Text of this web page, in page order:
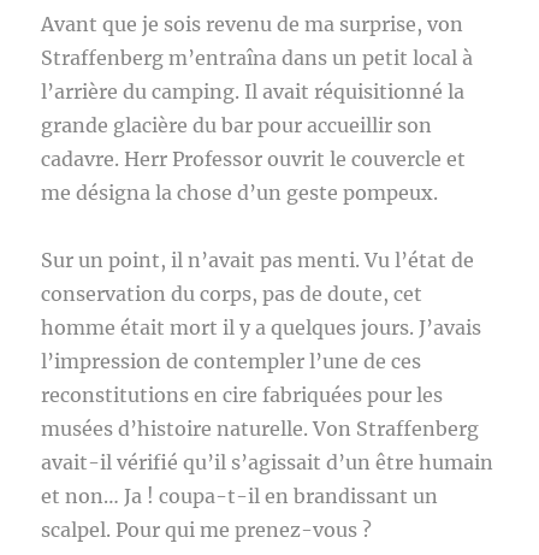
Avant que je sois revenu de ma surprise, von
Straffenberg m’entraîna dans un petit local à
l’arrière du camping. Il avait réquisitionné la
grande glacière du bar pour accueillir son
cadavre. Herr Professor ouvrit le couvercle et
me désigna la chose d’un geste pompeux.
Sur un point, il n’avait pas menti. Vu l’état de
conservation du corps, pas de doute, cet
homme était mort il y a quelques jours. J’avais
l’impression de contempler l’une de ces
reconstitutions en cire fabriquées pour les
musées d’histoire naturelle. Von Straffenberg
avait-il vérifié qu’il s’agissait d’un être humain
et non… Ja ! coupa-t-il en brandissant un
scalpel. Pour qui me prenez-vous ?